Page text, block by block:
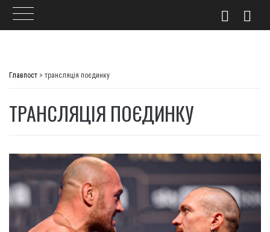
Главпост > трансляція поєдинку
ТРАНСЛЯЦІЯ ПОЄДИНКУ